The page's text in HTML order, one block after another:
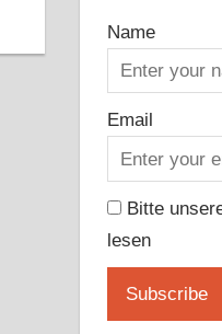
Name
Email
Bitte
lesen